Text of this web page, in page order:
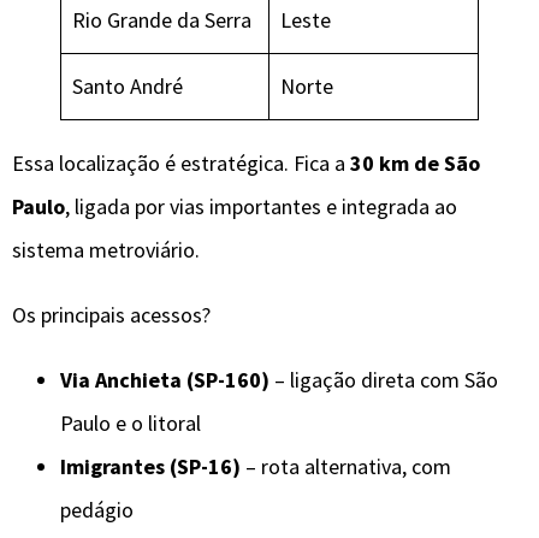
Rio Grande da Serra Leste
Santo André Norte
Essa localização é estratégica. Fica a 30 km de São
Paulo, ligada por vias importantes e integrada ao
sistema metroviário.
Os principais acessos?
Via Anchieta (SP-160) – ligação direta com São
Paulo e o litoral
Imigrantes (SP-16) – rota alternativa, com
pedágio